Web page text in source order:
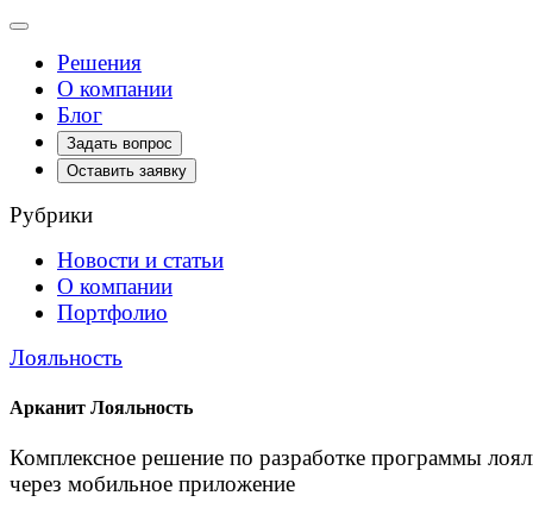
Toggle
navigationРешения
О компании
Блог
Задать вопрос
Оставить заявку
Рубрики
Новости и статьи
О компании
Портфолио
Лояльность
Арканит Лояльность
Комплексное решение по разработке программы
через мобильное приложение